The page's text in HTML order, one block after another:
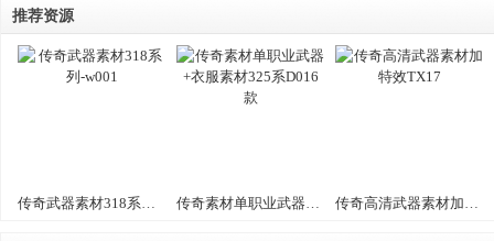
推荐资源
传奇武器素材318系列-w001 传奇素材单职业武器+衣服素材325系D016款 传奇高清武器素材加特效TX17